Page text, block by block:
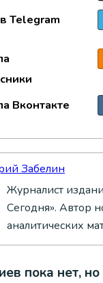
Telegram
Вконтакте
Забелин
Журналист
Сегодня». Автор
аналитических
пока нет,